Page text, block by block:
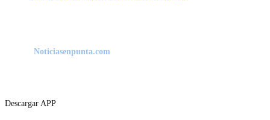
Noticiasenpunta.com
Descargar APP